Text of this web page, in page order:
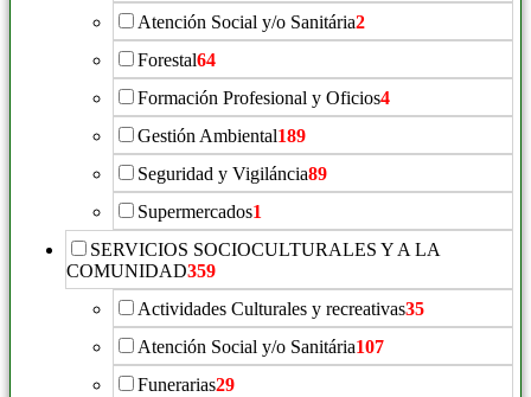
Atención Social y/o Sanitária2
Forestal64
Formación Profesional y Oficios4
Gestión Ambiental189
Seguridad y Vigiláncia89
Supermercados1
SERVICIOS SOCIOCULTURALES Y A LA
COMUNIDAD359
Actividades Culturales y recreativas35
Atención Social y/o Sanitária107
Funerarias29